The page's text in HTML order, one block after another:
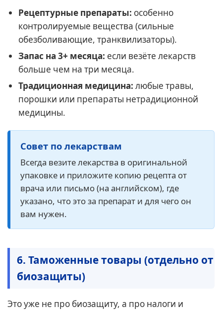
Рецептурные препараты: особенно
контролируемые вещества (сильные
обезболивающие, транквилизаторы).
Запас на 3+ месяца: если везёте лекарств
больше чем на три месяца.
Традиционная медицина: любые травы,
порошки или препараты нетрадиционной
медицины.
Совет по лекарствам
Всегда везите лекарства в оригинальной
упаковке и приложите копию рецепта от
врача или письмо (на английском), где
указано, что это за препарат и для чего он
вам нужен.
6. Таможенные товары (отдельно от
биозащиты)
Это уже не про биозащиту, а про налоги и